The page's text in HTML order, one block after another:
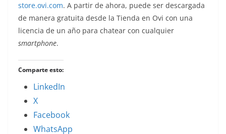
store.ovi.com. A partir de ahora, puede ser descargada
de manera gratuita desde la Tienda en Ovi con una
licencia de un año para chatear con cualquier
smartphone.
Comparte esto:
LinkedIn
X
Facebook
WhatsApp